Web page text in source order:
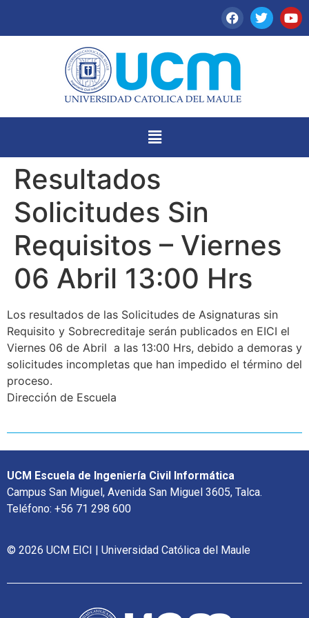
Resultados
Solicitudes Sin
Requisitos – Viernes
06 Abril 13:00 Hrs
Los resultados de las Solicitudes de Asignaturas sin
Requisito y Sobrecreditaje serán publicados en EICI el
Viernes 06 de Abril a las 13:00 Hrs, debido a demoras y
solicitudes incompletas que han impedido el término del
proceso.
Dirección de Escuela
UCM Escuela de Ingeniería Civil Informática
Campus San Miguel, Avenida San Miguel 3605, Talca.
Teléfono: +56 71 298 600
© 2026 UCM EICI | Universidad Católica del Maule